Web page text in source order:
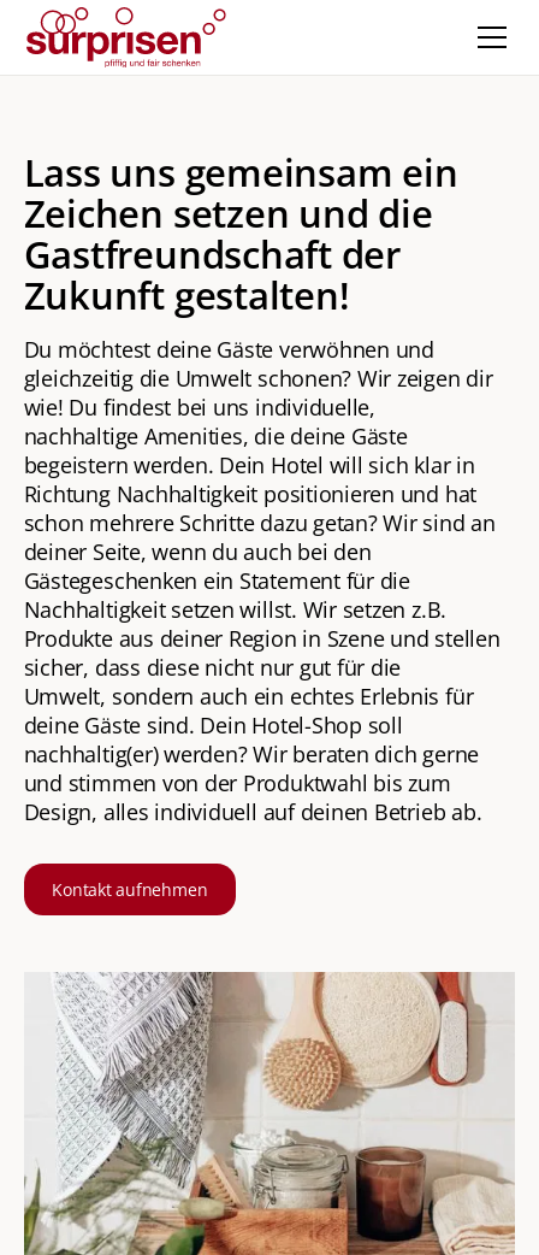
Lass uns gemeinsam ein
Zeichen setzen und die
Gastfreundschaft der
Zukunft gestalten!
Du möchtest deine Gäste verwöhnen und
gleichzeitig die Umwelt schonen? Wir zeigen dir
wie! Du findest bei uns individuelle,
nachhaltige Amenities, die deine Gäste
begeistern werden. Dein Hotel will sich klar in
Richtung Nachhaltigkeit positionieren und hat
schon mehrere Schritte dazu getan? Wir sind an
deiner Seite, wenn du auch bei den
Gästegeschenken ein Statement für die
Nachhaltigkeit setzen willst. Wir setzen z.B.
Produkte aus deiner Region in Szene und stellen
sicher, dass diese nicht nur gut für die
Umwelt, sondern auch ein echtes Erlebnis für
deine Gäste sind. Dein Hotel-Shop soll
nachhaltig(er) werden? Wir beraten dich gerne
und stimmen von der Produktwahl bis zum
Design, alles individuell auf deinen Betrieb ab.
Kontakt aufnehmen